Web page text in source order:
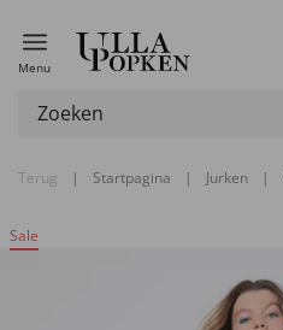
Menu
Terug | Startpagina | Jurken |
Sale